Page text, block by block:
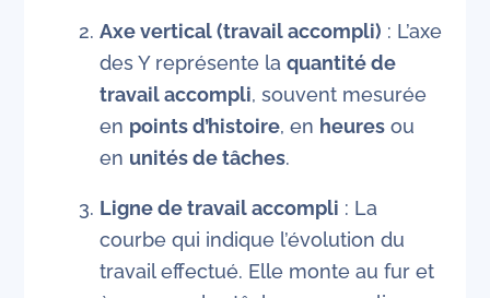
Axe vertical (travail accompli) : L’axe
des Y représente la quantité de
travail accompli, souvent mesurée
en points d’histoire, en heuresou
en unités de tâches.
Ligne de travail accompli : La
courbe qui indique l’évolution du
travail effectué. Elle monte au fur et